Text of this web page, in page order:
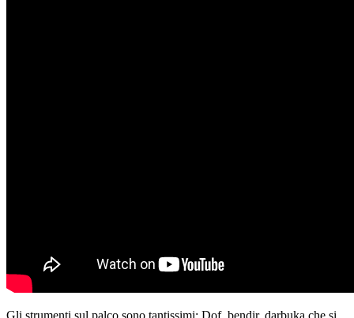
Gli strumenti sul palco sono tantissimi: Dof, bendir, darbuka che si